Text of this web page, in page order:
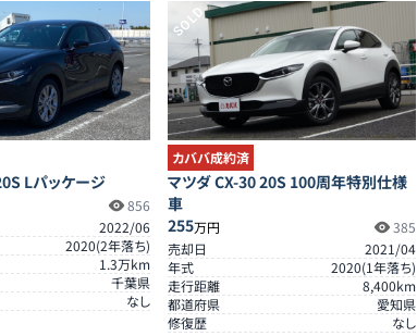
Lパッケージ
856
2022/06
2020(2年落ち)
1.3万km
千葉県
なし
SOLD
カババ成約済
マツダ CX-30 20S 100周年特別仕様
車
255万円
385
売却日
2021/04
年式
2020(1年落ち)
走行距離
8,400km
都道府県
愛知県
修復歴
なし